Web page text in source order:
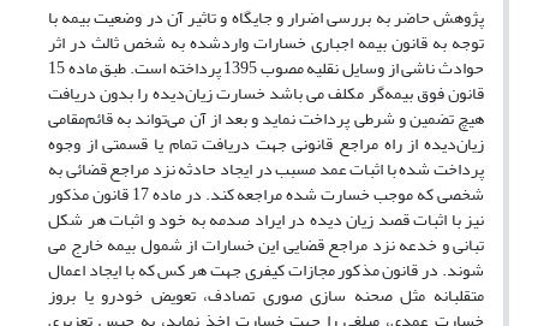
پژوهش حاضر به بررسی اضرار و جایگاه و تاثیر آن در وضعیت بیمه با
توجه به قانون بیمه اجباری خسارات واردشده به شخص ثالث در اثر
حوادث ناشی از وسایل نقلیه مصوب 1395 پرداخته است. طبق ماده 15
قانون فوق بیمه‌گر مکلف می باشد خسارت زیان‌دیده را بدون دریافت
هیچ تضمین و شرطی پرداخت نماید و بعد از آن می‌تواند به قائم‌مقامی
زیان‌دیده از راه مراجع قانونی جهت دریافت تمام یا قسمتی از وجوه
پرداخت ‌شده با اثبات عمد مسبب در ایجاد حادثه نزد مراجع قضائی به
شخصی که موجب خسارت شده مراجعه کند. در ماده 17 قانون مذکور
نیز با اثبات قصد زیان دیده در ایراد صدمه به خود و اثبات هر شکل
تبانی و خدعه نزد مراجع قضایی این خسارات از شمول بیمه خارج می
شوند. در قانون مذکور مجازات کیفری جهت هر کس که با ایجاد اعمال
متقلبانه مثل صحنه سازی صوری تصادف، تعویض خودرو یا بروز